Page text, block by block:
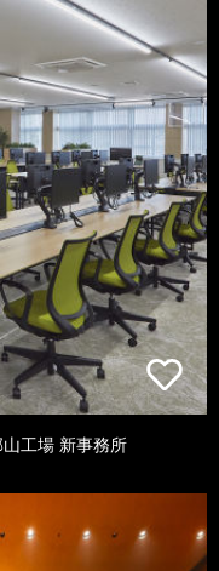
工場 新事務所